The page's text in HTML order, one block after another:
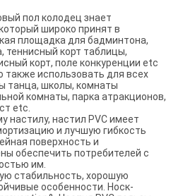
пол колодец знает
широко принят в
площадка для бадминтона,
теннисный корт таблицы,
корт, поле конкуренции etc
также использовать для всех
танца, школы, комнаты
комнаты, парка атракционов,
etc.
настилу, настил PVC имеет
и лучшую гибкость
поверхность и
обеспечить потребителей с
им.
стабильность, хорошую
особенности. Носк-